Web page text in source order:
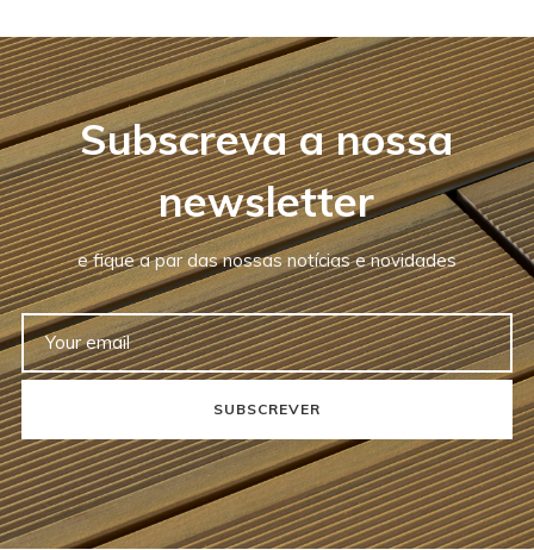
Subscreva a nossa
newsletter
e fique a par das nossas notícias e novidades
SUBSCREVER